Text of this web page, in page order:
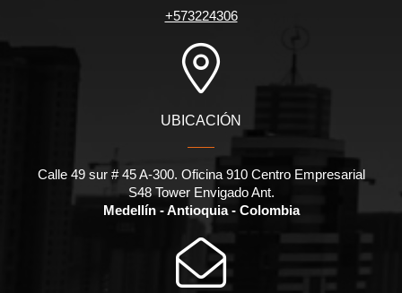
+573224306
UBICACIÓN
Calle 49 sur # 45 A-300. Oficina 910 Centro Empresarial
S48 Tower Envigado Ant.
Medellín - Antioquia - Colombia